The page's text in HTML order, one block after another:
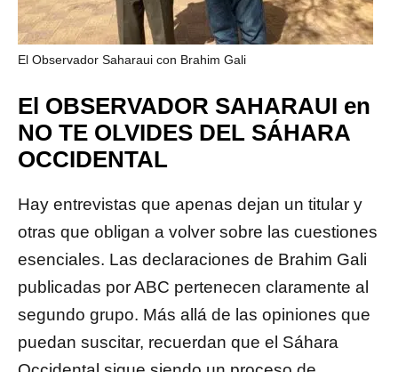
El Observador Saharaui con Brahim Gali
El OBSERVADOR SAHARAUI en
NO TE OLVIDES DEL SÁHARA
OCCIDENTAL
Hay entrevistas que apenas dejan un titular y
otras que obligan a volver sobre las cuestiones
esenciales. Las declaraciones de Brahim Gali
publicadas por ABC pertenecen claramente al
segundo grupo. Más allá de las opiniones que
puedan suscitar, recuerdan que el Sáhara